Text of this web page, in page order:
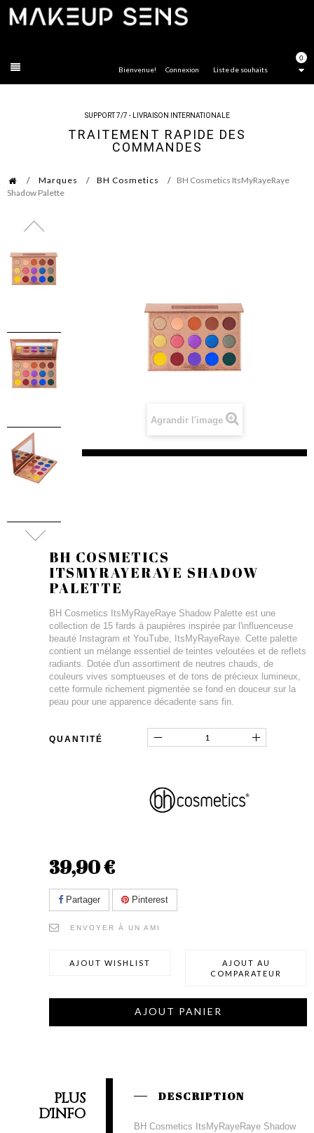
0
Liste de souhaits
Bienvenue! Connexion
SUPPORT 7/7 - LIVRAISON INTERNATIONALE
TRAITEMENT RAPIDE DES
COMMANDES
Marques BH Cosmetics
BH Cosmetics ItsMyRayeRaye
Shadow Palette
Agrandir l'image
BH COSMETICS
ITSMYRAYERAYE SHADOW
PALETTE
BH Cosmetics ItsMyRayeRaye Shadow Palette est une
collection de 15 fards à paupières inspirée par l'influenceuse
beauté Instagram et YouTube, ItsMyRayeRaye. Cette palette
contient un mélange essentiel de teintes veloutées et de reflets
radiants. Dotée d'un assortiment de neutres chauds, de
couleurs vives somptueuses et de tons de précieux lumineux,
cette formule richement pigmentée se fond en douceur sur la
peau pour une apparence décadente sans fin.
QUANTITÉ
39,90 €
Partager Pinterest
ENVOYER À UN AMI
AJOUT WISHLIST
AJOUT AU
COMPARATEUR
AJOUT PANIER
PLUS
D'INFO
DESCRIPTION
BH Cosmetics ItsMyRayeRaye Shadow